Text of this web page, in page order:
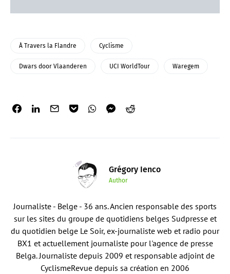
À Travers la Flandre Cyclisme
Dwars door Vlaanderen UCI WorldTour Waregem
Grégory Ienco
Author
Journaliste - Belge - 36 ans. Ancien responsable des sports
sur les sites du groupe de quotidiens belges Sudpresse et
du quotidien belge Le Soir, ex-journaliste web et radio pour
BX1 et actuellement journaliste pour l'agence de presse
Belga. Journaliste depuis 2009 et responsable adjoint de
CyclismeRevue depuis sa création en 2006